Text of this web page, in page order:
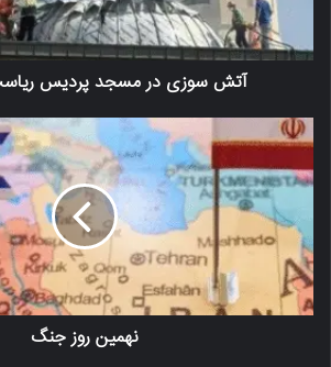
آتش سوزی در مسجد پردیس
نهمین روز جنگ